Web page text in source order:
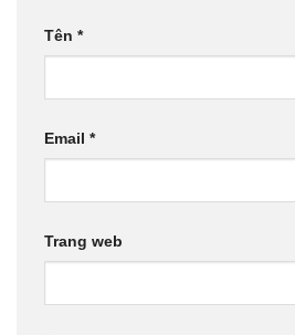
Tên *
Email *
Trang web